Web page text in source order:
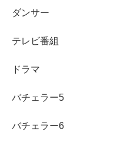
髙橋藍さんのお兄さんと妹さ
兄・髙橋塁
フジテレビ『めざましテ
ダンサー
テレビ番組
ドラマ
バチェラー5
バチェラー6